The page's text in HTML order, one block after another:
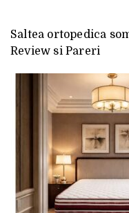
Saltea ortopedica
Review si Pareri